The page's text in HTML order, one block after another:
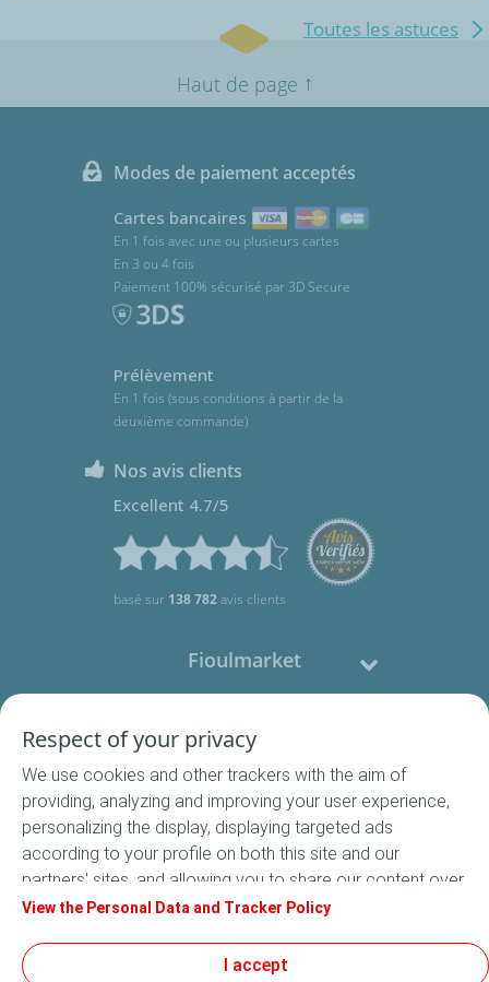
Toutes les astuces
Haut de page ↑
Modes de paiement acceptés
Cartes bancaires
En 1 fois avec une ou plusieurs cartes
En 3 ou 4 fois
Paiement 100% sécurisé par 3D Secure
Prélèvement
En 1 fois (sous conditions à partir de la
deuxième commande)
Nos avis clients
Excellent 4.7/5
basé sur 138 782avis clients
Fioulmarket
Nous contacter
Suivez-nous
Respect of your privacy
We use cookies and other trackers with the aim of
providing, analyzing and improving your user experience,
personalizing the display, displaying targeted ads
according to your profile on both this site and our
partners' sites, and allowing you to share our content over
social media. In accordance with French legislation,
default. You can change your cookie settings at any time
View the Personal Data and Tracker Policy
I accept